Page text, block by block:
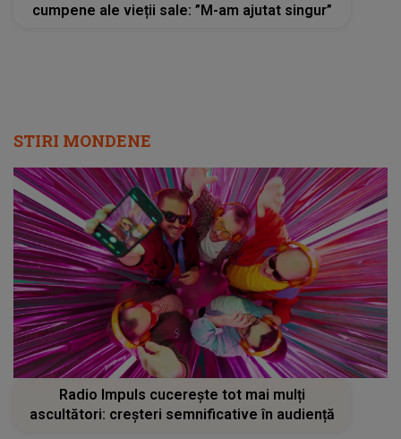
cumpene ale vieții sale: ”M-am ajutat singur”
STIRI MONDENE
Radio Impuls cucerește tot mai mulți
ascultători: creșteri semnificative în audiență